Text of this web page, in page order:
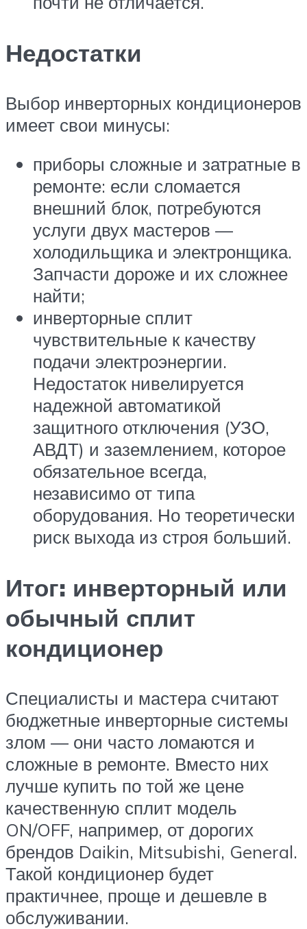
Недостатки
Выбор инверторных кондиционеров
имеет свои минусы:
приборы сложные и затратные в
ремонте: если сломается
внешний блок, потребуются
услуги двух мастеров —
холодильщика и электронщика.
Запчасти дороже и их сложнее
найти;
инверторные сплит
чувствительные к качеству
подачи электроэнергии.
Недостаток нивелируется
надежной автоматикой
защитного отключения (УЗО,
АВДТ) и заземлением, которое
обязательное всегда,
независимо от типа
оборудования. Но теоретически
риск выхода из строя больший.
Итог: инверторный или
обычный сплит
кондиционер
Специалисты и мастера считают
бюджетные инверторные системы
злом — они часто ломаются и
сложные в ремонте. Вместо них
лучше купить по той же цене
качественную сплит модель
ON/OFF, например, от дорогих
брендов Daikin, Mitsubishi, General.
Такой кондиционер будет
практичнее, проще и дешевле в
обслуживании.